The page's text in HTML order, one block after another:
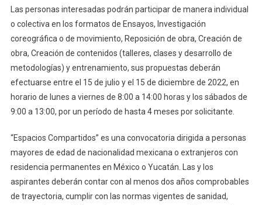
Las personas interesadas podrán participar de manera individual
o colectiva en los formatos de Ensayos, Investigación
coreográfica o de movimiento, Reposición de obra, Creación de
obra, Creación de contenidos (talleres, clases y desarrollo de
metodologías) y entrenamiento, sus propuestas deberán
efectuarse entre el 15 de julio y el 15 de diciembre de 2022, en
horario de lunes a viernes de 8:00 a 14:00 horas y los sábados de
9:00 a 13:00, por un período de hasta 4 meses por solicitante.
“Espacios Compartidos” es una convocatoria dirigida a personas
mayores de edad de nacionalidad mexicana o extranjeros con
residencia permanentes en México o Yucatán. Las y los
aspirantes deberán contar con al menos dos años comprobables
de trayectoria, cumplir con las normas vigentes de sanidad,